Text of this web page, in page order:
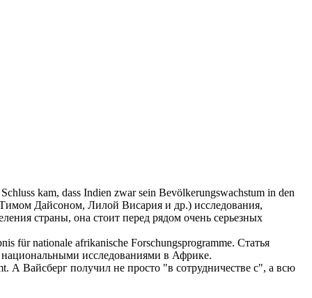
kam, dass Indien zwar sein Bevölkerungswachstum in den
Дайсоном, Лилой Висария и др.) исследования,
страны, она стоит перед рядом очень серьезных
für nationale afrikanische Forschungsprogramme. Статья
национальными исследованиями в Африке.
А Вайсберг получил не просто "в сотрудничестве с", а всю